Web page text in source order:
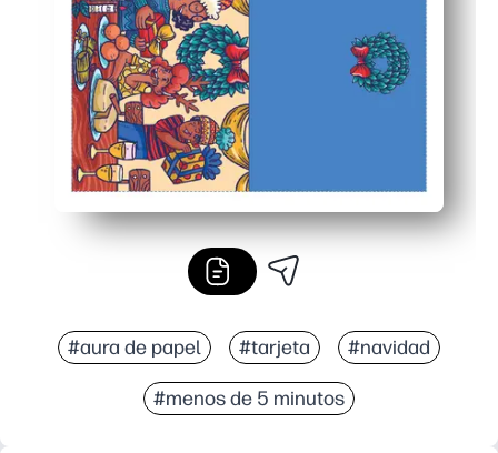
Flexible y fiable: imprima en papel normal o cartulina
#aura de papel #tarjeta #navidad
#menos de 5 minutos